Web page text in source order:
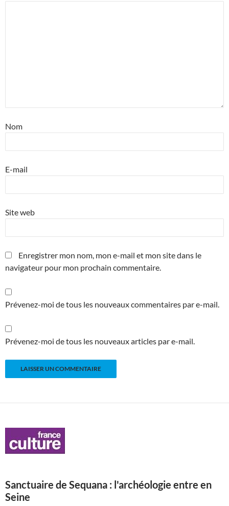
Nom
E-mail
Site web
Enregistrer mon nom, mon e-mail et mon site dans le
navigateur pour mon prochain commentaire.
Prévenez-moi de tous les nouveaux commentaires par e-mail.
Prévenez-moi de tous les nouveaux articles par e-mail.
Sanctuaire de Sequana : l'archéologie entre en
Seine